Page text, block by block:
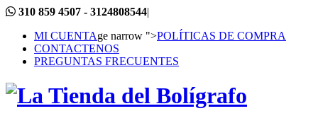
310 859 4507 - 3124808544|
MI CUENTAge narrow ">POLÍTICAS DE COMPRA
CONTACTENOS
PREGUNTAS FRECUENTES